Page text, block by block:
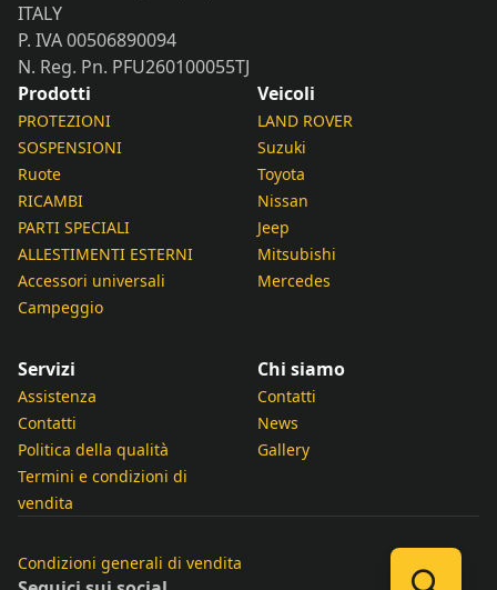
ITALY
P. IVA 00506890094
N. Reg. Pn. PFU260100055TJ
Prodotti
PROTEZIONI
SOSPENSIONI
Ruote
RICAMBI
PARTI SPECIALI
ALLESTIMENTI ESTERNI
Accessori universali
Campeggio
Veicoli
LAND ROVER
Suzuki
Toyota
Nissan
Jeep
Mitsubishi
Mercedes
Servizi
Assistenza
Contatti
Politica della qualità
Termini e condizioni di
vendita
Chi siamo
Contatti
News
Gallery
Condizioni generali di vendita